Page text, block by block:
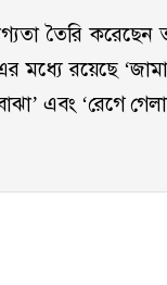
তৈরি করেছেন
মধ্যে রয়েছে
এবং ‘রেগে